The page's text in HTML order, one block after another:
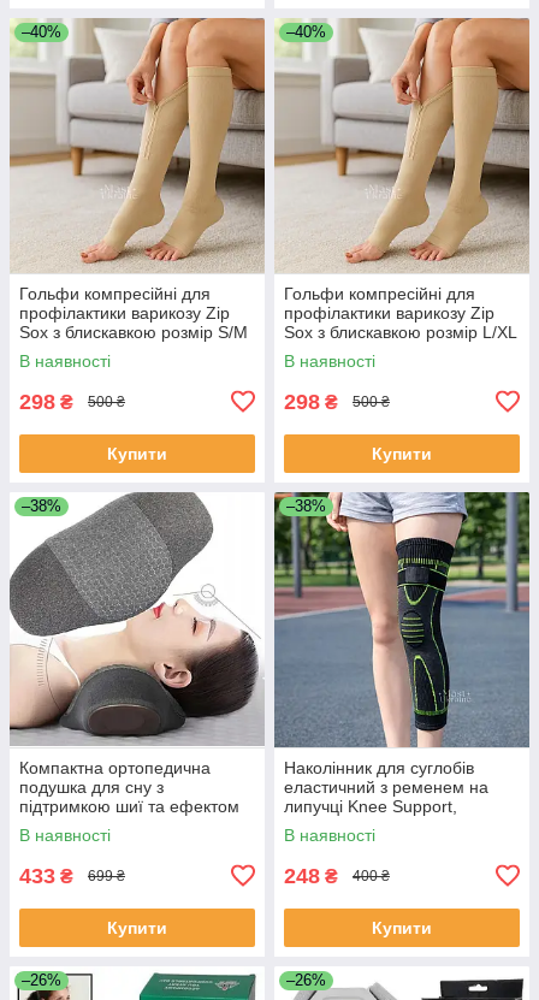
–40%
Гольфи компресійні для
профілактики варикозу Zip
Sox з блискавкою розмір S/M
2 шт Бежевий, LY-105-S/M-
Beige
В наявності
298 ₴ 500 ₴
Купити
–40%
Гольфи компресійні для
профілактики варикозу Zip
Sox з блискавкою розмір L/XL
2 шт Бежевий, LY-105-L/XL-
Beige
В наявності
298 ₴ 500 ₴
Купити
–38%
Компактна ортопедична
подушка для cну з
підтримкою шиї та ефектом
пам' яті Сіра LY-91
В наявності
433 ₴ 699 ₴
Купити
–38%
Наколінник для суглобів
еластичний з ременем на
липучці Knee Support,
спортивний бандаж фіксатор
колінного суглоба, SH-2028
В наявності
248 ₴ 400 ₴
Купити
–26% –26%